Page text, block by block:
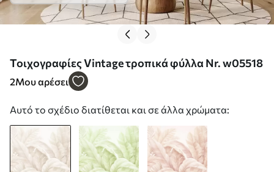
Τοιχογραφίες Vintage τροπικά φύλλα Nr. w05518
2Μου αρέσει
Αυτό το σχέδιο διατίθεται και σε άλλα χρώματα: